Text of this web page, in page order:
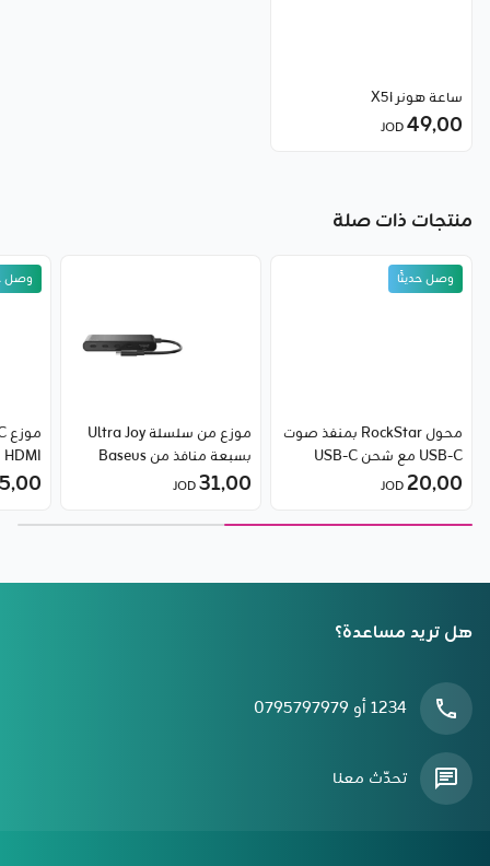
ساعة هونر X5i
49٫00
منتجات ذات صلة
وصل حديثًا
محول RockStar بمنفذ صوت
USB-C مع شحن USB-C
20٫00
موزع من سلسلة Ultra Joy
بسبعة منافذ من Baseus
31٫00JOD
وصل
HDMI بدقة 4K من بيلكن
هل تريد مساعدة؟
1234 أو 0795797979
تحدّث معنا